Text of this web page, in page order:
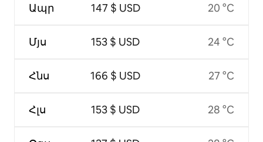
Ապր
Մյս
Հնս
Հլս
147 $ USD
153 $ USD
166 $ USD
153 $ USD
20 °C
24 °C
27 °C
28 °C